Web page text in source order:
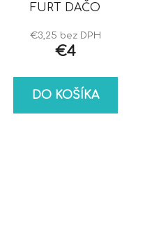
FURT DAČO
€3,25 bez DPH
€4
DO KOŠÍKA